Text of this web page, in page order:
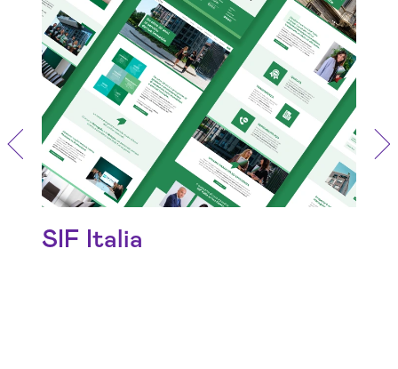
Potenziare la presenza online per
una gestione patrimoniale
trasparente ed efficiente
SIF Italia